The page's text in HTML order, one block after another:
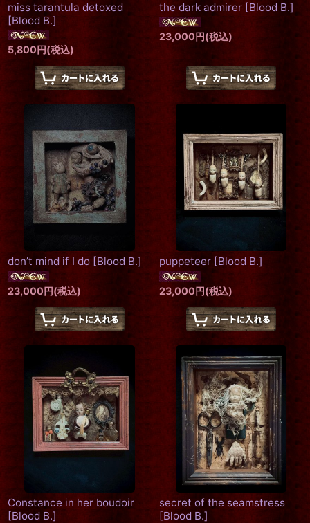
miss tarantula detoxed
[Blood B.]
5,800円(税込)
the dark admirer [Blood B.]
23,000円(税込)
don’t mind if I do [Blood B.]
23,000円(税込)
puppeteer [Blood B.]
23,000円(税込)
Constance in her boudoir
[Blood B.]
secret of the seamstress
[Blood B.]